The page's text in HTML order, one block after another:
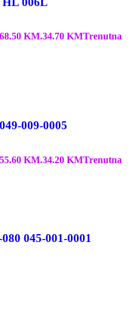
KM.34.70 KMTrenutna
009-0005
KM.34.20 KMTrenutna
045-001-0001